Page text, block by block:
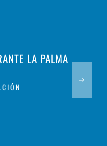
LA PALMA